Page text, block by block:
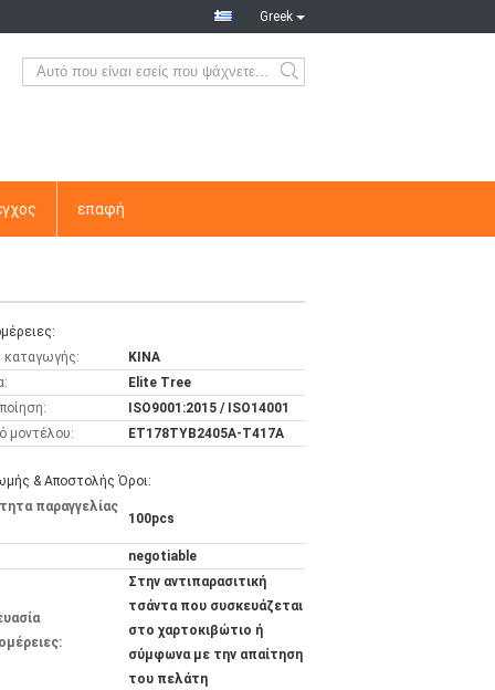
Greek
επαφή
καταγωγής:
ΚΙΝΑ
Elite Tree
ISO9001:2015 / ISO14001
μοντέλου:
ET178TYB2405A-T417A
& Αποστολής Όροι:
παραγγελίας
100pcs
negotiable
Στην αντιπαρασιτική
τσάντα που συσκευάζεται
στο χαρτοκιβώτιο ή
σύμφωνα με την απαίτηση
του πελάτη